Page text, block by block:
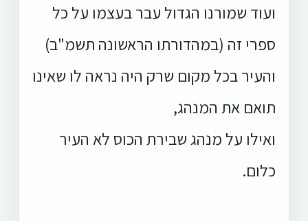
ועוד שמורנו הגדול עבר בעצמו על כל
ספרי זה (במהדורתו הראשונה תשמ"ב)
והעיר בכל מקום שרק היה נראה לו שאינו
תואם את המנהג,
ואילו על מנהג שבירת הכוס לא העיר
כלום.